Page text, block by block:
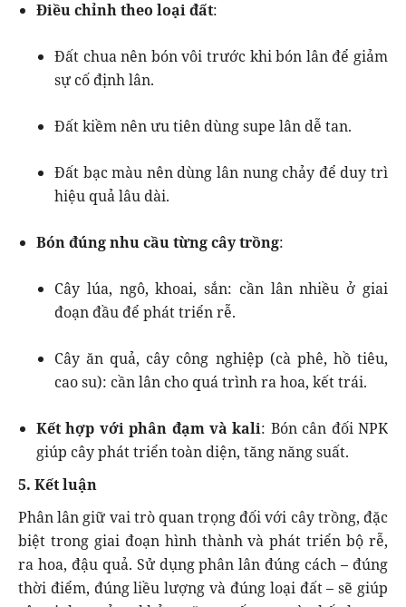
Điều chỉnh theo loại đất:
Đất chua nên bón vôi trước khi bón lân để giảm
sự cố định lân.
Đất kiềm nên ưu tiên dùng supe lân dễ tan.
Đất bạc màu nên dùng lân nung chảy để duy trì
hiệu quả lâu dài.
Bón đúng nhu cầu từng cây trồng:
Cây lúa, ngô, khoai, sắn: cần lân nhiều ở giai
đoạn đầu để phát triển rễ.
Cây ăn quả, cây công nghiệp (cà phê, hồ tiêu,
cao su): cần lân cho quá trình ra hoa, kết trái.
Kết hợp với phân đạm và kali: Bón cân đối NPK
giúp cây phát triển toàn diện, tăng năng suất.
5. Kết luận
Phân lân giữ vai trò quan trọng đối với cây trồng, đặc
biệt trong giai đoạn hình thành và phát triển bộ rễ,
ra hoa, đậu quả. Sử dụng phân lân đúng cách – đúng
thời điểm, đúng liều lượng và đúng loại đất – sẽ giúp